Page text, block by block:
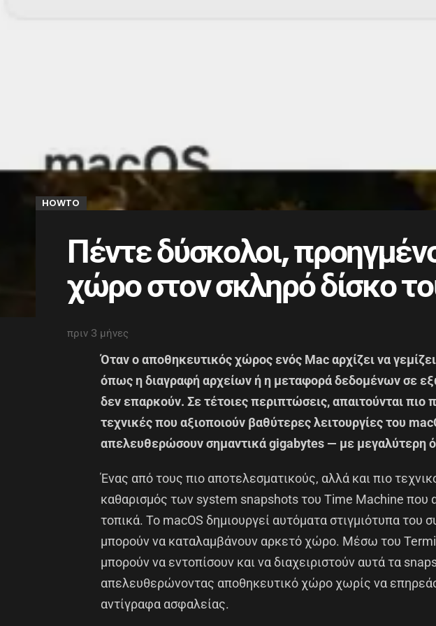
HOWTO
Πέντε δύσκολοι,
χώρο στον σκληρό δίσκο
πριν 3 μήνες
Όταν ο αποθηκευτικός χώρος ενός Mac αρχίζει να
όπως η διαγραφή αρχείων ή η μεταφορά δεδομένων σε
δεν επαρκούν. Σε τέτοιες περιπτώσεις, απαιτούνται
τεχνικές που αξιοποιούν βαθύτερες λειτουργίες του
απελευθερώσουν σημαντικά gigabytes — με μεγαλύτερη
Ένας από τους πιο αποτελεσματικούς, αλλά και πιο
καθαρισμός των system snapshots του Time Machine που
τοπικά. Το macOS δημιουργεί αυτόματα στιγμιότυπα του
μπορούν να καταλαμβάνουν αρκετό χώρο. Μέσω του
μπορούν να εντοπίσουν και να διαχειριστούν αυτά τα
απελευθερώνοντας αποθηκευτικό χώρο χωρίς να
αντίγραφα ασφαλείας.